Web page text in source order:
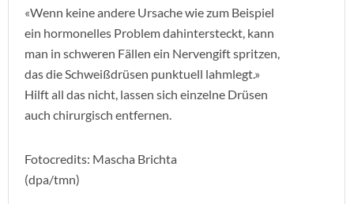
«Wenn keine andere Ursache wie zum Beispiel
ein hormonelles Problem dahintersteckt, kann
man in schweren Fällen ein Nervengift spritzen,
das die Schweißdrüsen punktuell lahmlegt.»
Hilft all das nicht, lassen sich einzelne Drüsen
auch chirurgisch entfernen.
Fotocredits: Mascha Brichta
(dpa/tmn)